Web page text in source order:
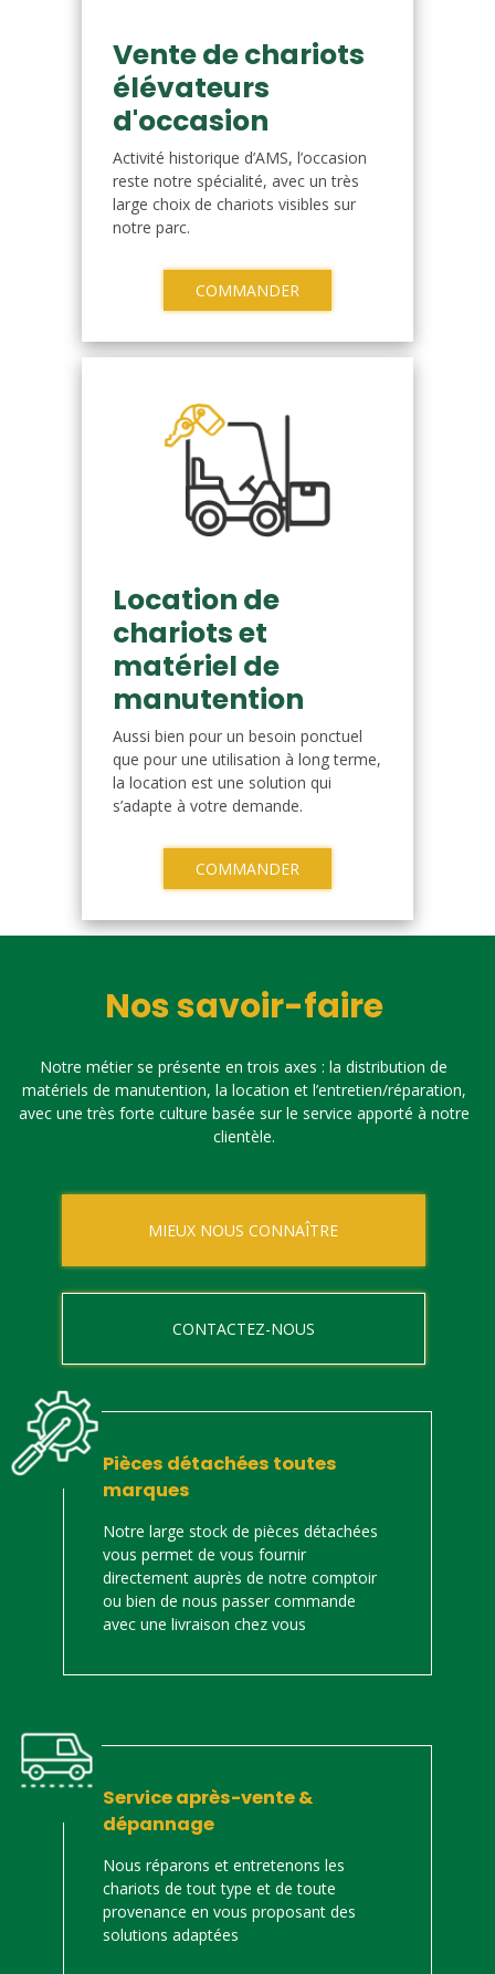
Vente de chariots
élévateurs
d'occasion
Activité historique d’AMS, l’occasion
reste notre spécialité, avec un très
large choix de chariots visibles sur
notre parc.
COMMANDER
Location de
chariots et
matériel de
manutention
Aussi bien pour un besoin ponctuel
que pour une utilisation à long terme,
la location est une solution qui
s’adapte à votre demande.
COMMANDER
Nos savoir-faire
Notre métier se présente en trois axes : la distribution de
matériels de manutention, la location et l’entretien/réparation,
avec une très forte culture basée sur le service apporté à notre
clientèle.
MIEUX NOUS CONNAÎTRE
CONTACTEZ-NOUS
Pièces détachées toutes
marques
Notre large stock de pièces détachées
vous permet de vous fournir
directement auprès de notre comptoir
ou bien de nous passer commande
avec une livraison chez vous
Service après-vente &
dépannage
Nous réparons et entretenons les
chariots de tout type et de toute
provenance en vous proposant des
solutions adaptées